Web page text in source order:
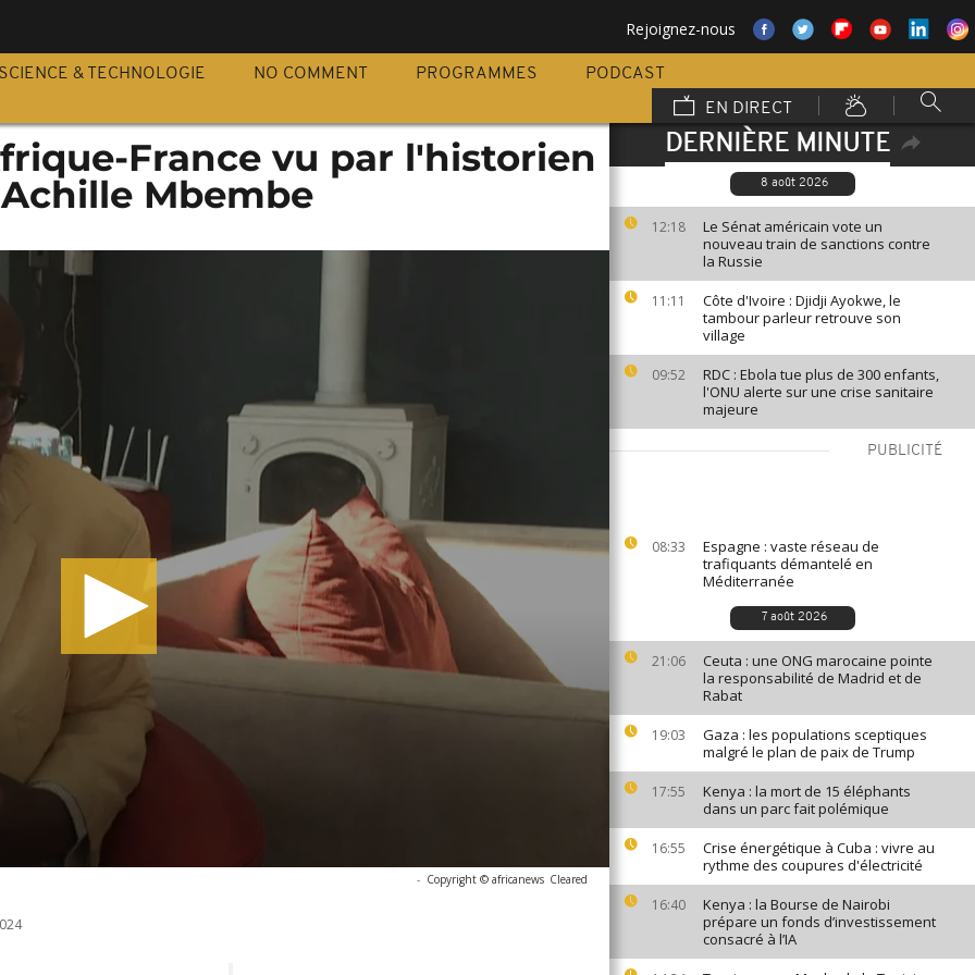
Rejoignez-nous
SCIENCE & TECHNOLOGIE NO COMMENT PROGRAMMES
PODCAST
EN DIRECT
DERNIÈRE MINUTE
8 août 2026
12:18
Le Sénat américain vote un
nouveau train de sanctions contre
la Russie
11:11
Côte d'Ivoire : Djidji Ayokwe, le
tambour parleur retrouve son
village
09:52
RDC : Ebola tue plus de 300 enfants,
l'ONU alerte sur une crise sanitaire
majeure
PUBLICITÉ
08:33
Espagne : vaste réseau de
trafiquants démantelé en
Méditerranée
7 août 2026
21:06
Ceuta : une ONG marocaine pointe
la responsabilité de Madrid et de
Rabat
19:03
Gaza : les populations sceptiques
malgré le plan de paix de Trump
17:55
Kenya : la mort de 15 éléphants
dans un parc fait polémique
16:55
Crise énergétique à Cuba : vivre au
rythme des coupures d'électricité
16:40
Kenya : la Bourse de Nairobi
prépare un fonds d’investissement
consacré à l’IA
France vu par l'historien
Mbembe
- Copyright © africanews Cleared